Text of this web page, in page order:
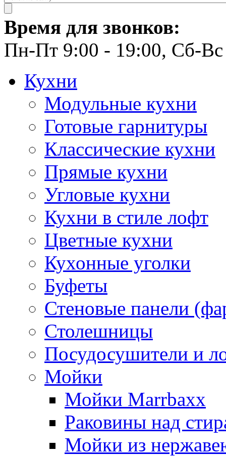
Время для звонков:
Пн-Пт 9:00 - 19:00, Сб-Вс
Кухни
Модульные кухни
Готовые гарнитуры
Классические кухни
Прямые кухни
Угловые кухни
Кухни в стиле лофт
Цветные кухни
Кухонные уголки
Буфеты
Стеновые панели
Столешницы
Посудосушители и
Мойки
Мойки Marrbaxx
Раковины над
Мойки из